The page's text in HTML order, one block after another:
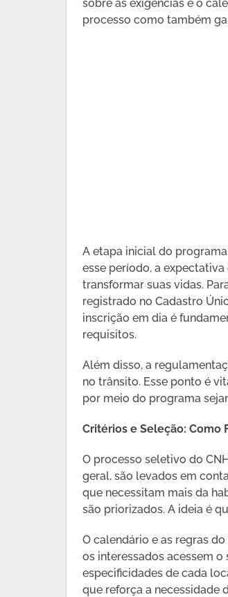
sobre as exigências e o
processo como também
A etapa inicial do
esse período, a
transformar suas vidas.
registrado no Cadastro
inscrição em dia é
requisitos.
Além disso, a
no trânsito. Esse ponto é
por meio do programa
Critérios e Seleção: Como
O processo seletivo do
geral, são levados em
que necessitam mais da
são priorizados. A ideia é
O calendário e as regras
os interessados acessem
especificidades de cada
que reforça a necessidade